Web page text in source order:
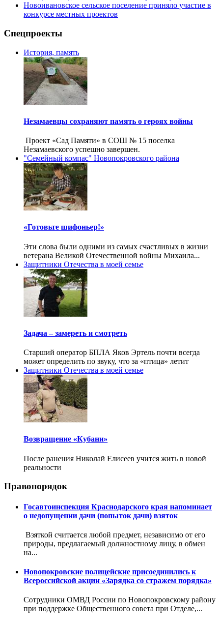
Новоивановское сельское поселение приняло участие в
конкурсе местных проектов
Спецпроекты
История, память
Незамаевцы сохраняют память о героях войны
Проект «Сад Памяти» в СОШ № 15 поселка
Незамаевского успешно завершен.
"Семейный компас" Новопокровского района
«Готовьте шифоньер!»
Эти слова были одними из самых счастливых в жизни
ветерана Великой Отечественной войны Михаила...
Защитники Отечества в моей семье
Задача – замереть и смотреть
Старший оператор БПЛА Яков Эртель почти всегда
может определить по звуку, что за «птица» летит
Защитники Отечества в моей семье
Возвращение «Кубани»
После ранения Николай Елисеев учится жить в новой
реальности
Правопорядок
Госавтоинспекция Краснодарского края напоминает
о недопущении дачи (попыток дачи) взяток
Взяткой считается любой предмет, независимо от его
природы, предлагаемый должностному лицу, в обмен
на...
Новопокровские полицейские присоединились к
Всероссийской акции «Зарядка со стражем порядка»
Сотрудники ОМВД России по Новопокровскому району
при поддержке Общественного совета при Отделе,...